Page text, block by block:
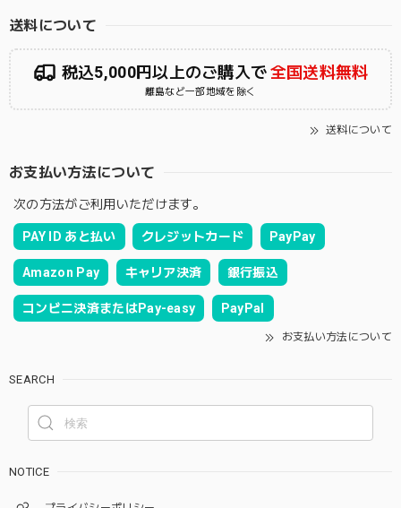
送料について
税込5,000円以上のご購入で全国送料無料
離島など一部地域を除く
送料について
お支払い方法について
次の方法がご利用いただけます。
PAY ID あと払い クレジットカード PayPay
Amazon Pay キャリア決済 銀行振込
コンビニ決済またはPay-easy PayPal
お支払い方法について
SEARCH
NOTICE